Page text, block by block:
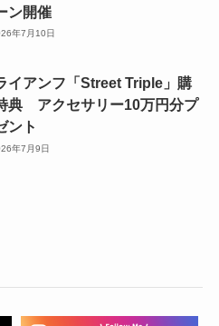
ン開催
年7月10日
イアンフ「Street Triple」購
典 アクセサリー10万円分プ
ント
年7月9日